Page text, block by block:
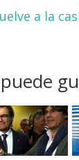
a la